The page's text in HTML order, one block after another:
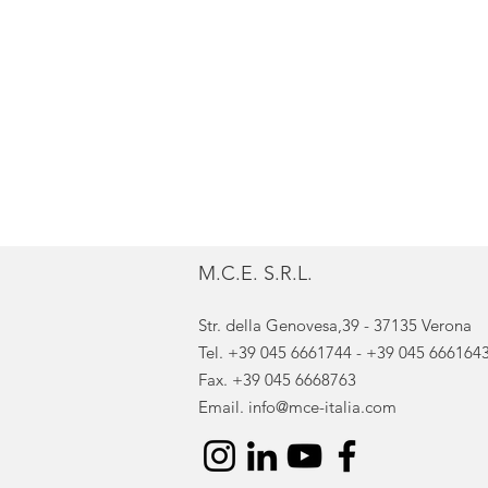
M.C.E. S.R.L.
Str. della Genovesa,39 - 37135 Verona
Tel. +39 045 6661744 - +39 045
Fax. +39 045 6668763
Email. info@mce-italia.com